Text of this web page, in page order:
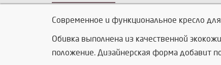
Современное и функциональное кресло
Обивка выполнена из качественной
положение. Дизайнерская форма добавит